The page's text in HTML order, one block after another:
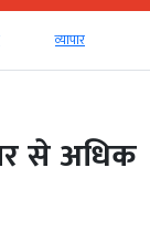
व्‍यापार
से अधिक